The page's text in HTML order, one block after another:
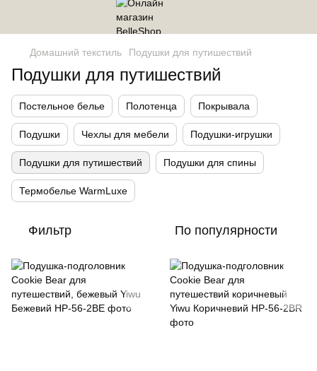
Домашний текстиль Подушки для путишествий
Подушки для путишествий
Постельное белье Полотенца Покрывала
Подушки Чехлы для мебели Подушки-игрушки
Подушки для путишествий Подушки для спины
Термобелье WarmLuxe
Фильтр По популярности